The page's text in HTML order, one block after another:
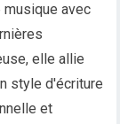
avec
elle allie
style d'écriture
et